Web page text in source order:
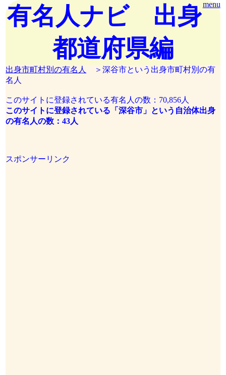
menu
有名人ナビ 出身
都道府県編
出身市町村別の有名人
＞深谷市という出身市町村別の有
名人
このサイトに登録されている有名人の数：70,856人
このサイトに登録されている「深谷市」という自治体出身
の有名人の数：43人
スポンサーリンク